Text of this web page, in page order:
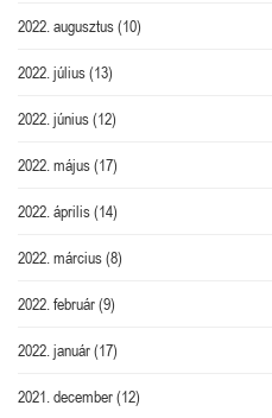
2022. augusztus(10)
2022. július(13)
2022. június(12)
2022. május(17)
2022. április(14)
2022. március(8)
2022. február(9)
2022. január(17)
2021. december(12)